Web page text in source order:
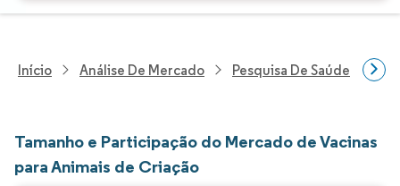
Início Análise De Mercado Pesquisa De Saúde
Tamanho e Participação do Mercado de Vacinas
para Animais de Criação